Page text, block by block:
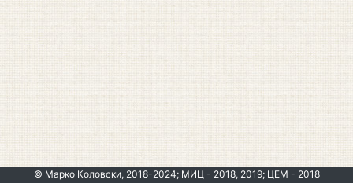
© Марко Коловски, 2018-2024; МИЦ - 2018, 2019; ЦЕМ - 2018